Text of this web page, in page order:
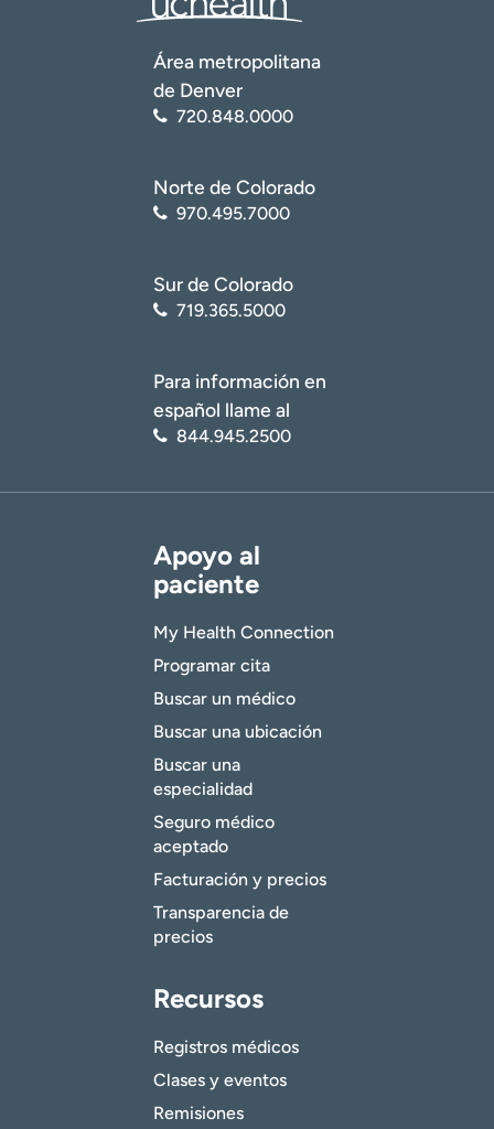
Área metropolitana
de Denver
720.848.0000
Norte de Colorado
970.495.7000
Sur de Colorado
719.365.5000
Para información en
español llame al
844.945.2500
Apoyo al
paciente
My Health Connection
Programar cita
Buscar un médico
Buscar una ubicación
Buscar una
especialidad
Seguro médico
aceptado
Facturación y precios
Transparencia de
precios
Recursos
Registros médicos
Clases y eventos
Remisiones